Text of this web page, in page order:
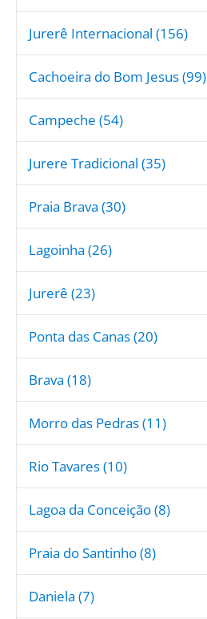
Jurerê Internacional (156)
Cachoeira do Bom Jesus (99)
Campeche (54)
Jurere Tradicional (35)
Praia Brava (30)
Lagoinha (26)
Jurerê (23)
Ponta das Canas (20)
Brava (18)
Morro das Pedras (11)
Rio Tavares (10)
Lagoa da Conceição (8)
Praia do Santinho (8)
Daniela (7)